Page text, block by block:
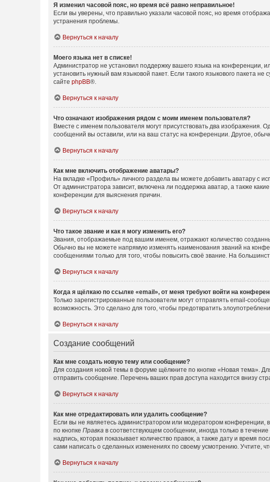
Я изменил часовой пояс, но время всё равно неправильное!
Если вы уверены, что правильно указали часовой пояс, но время
устранения проблемы.
Вернуться к началу
Моего языка нет в списке!
Администратор не установил поддержку вашего языка на конференции,
установить нужный вам языковой пакет. Если такого языкового пакета
сайте phpBB®.
Вернуться к началу
Что означают изображения рядом с моим именем пользователя?
Вместе с именем пользователя могут присутствовать два изображения.
сообщений вы оставили, или на ваш статус на конференции. Другое,
Вернуться к началу
Как мне включить отображение аватары?
На вкладке «Профиль» личного раздела вы можете добавить аватару с
От администратора зависит, включена ли поддержка аватар, а также
конференции для выяснения причин.
Вернуться к началу
Что такое звание и как я могу изменить его?
Звания, отображаемые под вашим именем, отражают количество
Обычно вы не можете напрямую изменять наименования званий на
сообщениями только для того, чтобы повысить своё звание. На
Вернуться к началу
Когда я щёлкаю по ссылке «email», от меня требуют войти на
Только зарегистрированные пользователи могут отправлять email-
возможность. Это сделано для того, чтобы предотвратить
Вернуться к началу
Создание сообщений
Как мне создать новую тему или сообщение?
Для создания новой темы в форуме щёлкните по кнопке «Новая тема».
отправить сообщение. Перечень ваших прав доступа находится внизу
Вернуться к началу
Как мне отредактировать или удалить сообщение?
Если вы не являетесь администратором или модератором конференции,
по кнопке Правка в соответствующем сообщении, иногда только в
надпись, которая показывает количество правок, а также дату и время
сами написать о сделанных изменениях по своему усмотрению. Учтите,
Вернуться к началу